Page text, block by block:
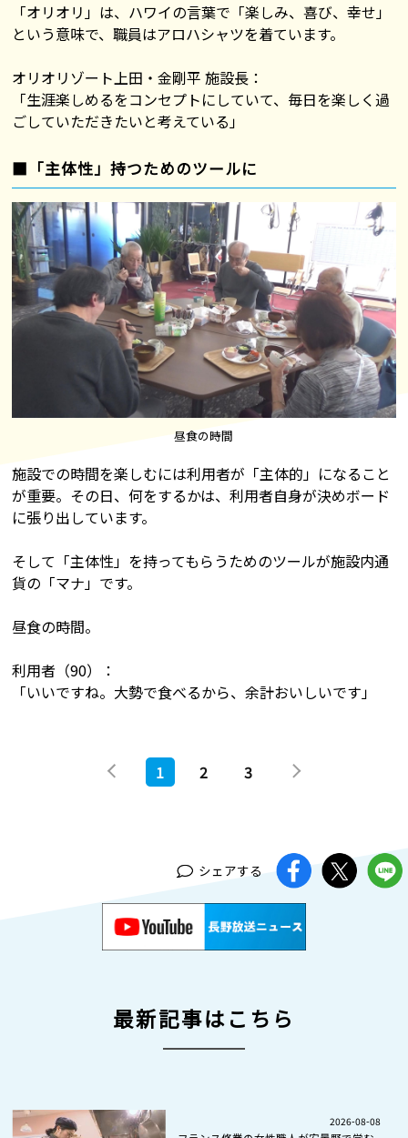
「オリオリ」は、ハワイの言葉で「楽しみ、喜び、幸せ」
という意味で、職員はアロハシャツを着ています。
オリオリゾート上田・金剛平 施設長：
「生涯楽しめるをコンセプトにしていて、毎日を楽しく過
ごしていただきたいと考えている」
■「主体性」持つためのツールに
昼食の時間
施設での時間を楽しむには利用者が「主体的」になること
が重要。その日、何をするかは、利用者自身が決めボード
に張り出しています。
そして「主体性」を持ってもらうためのツールが施設内通
貨の「マナ」です。
昼食の時間。
利用者（90）：
「いいですね。大勢で食べるから、余計おいしいです」
1 2 3
シェアする
最新記事はこちら
2026-08-08